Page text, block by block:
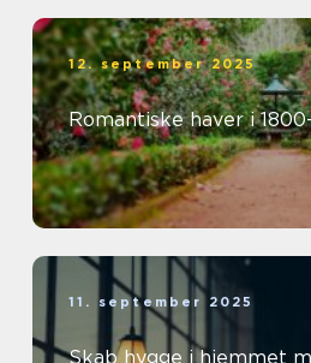
12. september 2025
Romantiske haver i
11. september 2025
Skab hygge i hjemmet